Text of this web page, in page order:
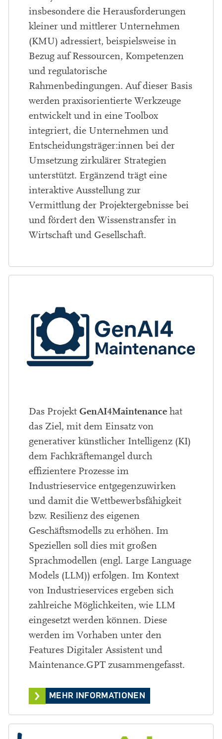
insbesondere die Herausforderungen
kleiner und mittlerer Unternehmen
(KMU) adressiert, beispielsweise in
Bezug auf Ressourcen, Kompetenzen
und regulatorische
Rahmenbedingungen. Auf dieser Basis
werden praxisorientierte Werkzeuge
entwickelt und in eine Toolbox
integriert, die Unternehmen und
Entscheidungsträger:innen bei der
Umsetzung zirkulärer Strategien
unterstützt. Ergänzend trägt eine
interaktive Ausstellung zur
Vermittlung der Projektergebnisse bei
und fördert den Wissenstransfer in
Wirtschaft und Gesellschaft.
Das ProjektGenAI4Maintenance hat
das Ziel, mit dem Einsatz von
generativer künstlicher Intelligenz (KI)
dem Fachkräftemangel durch
effizientere Prozesse im
Industrieservice entgegenzuwirken
und damit die Wettbewerbsfähigkeit
bzw. Resilienz des eigenen
Geschäftsmodells zu erhöhen. Im
Speziellen soll dies mit großen
Sprachmodellen (engl. Large Language
Models (LLM)) erfolgen. Im Kontext
von Industrieservices ergeben sich
zahlreiche Möglichkeiten, wie LLM
eingesetzt werden können. Diese
werden im Vorhaben unter den
Features Digitaler Assistent und
Maintenance.GPT zusammengefasst.
MEHR INFORMATIONEN